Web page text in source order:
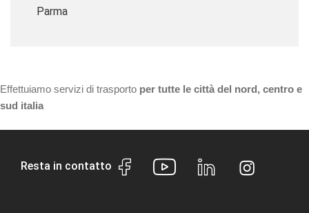
Parma
Effettuiamo servizi di trasporto per tutte le città del nord, centro e
sud italia
Resta in contatto